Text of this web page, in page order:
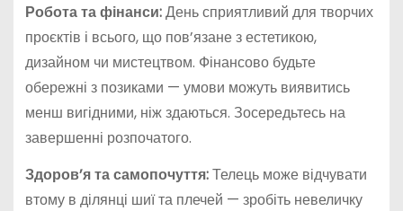
Робота та фінанси:День сприятливий для творчих
проєктів і всього, що пов’язане з естетикою,
дизайном чи мистецтвом. Фінансово будьте
обережні з позиками — умови можуть виявитись
менш вигідними, ніж здаються. Зосередьтесь на
завершенні розпочатого.
Здоров’я та самопочуття:Телець може відчувати
втому в ділянці шиї та плечей — зробіть невеличку